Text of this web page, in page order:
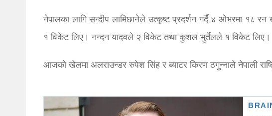
नेपालका लागि सन्दीप लामिछानेले उत्कृष्ट प्रदर्शन गर्दै ४ ओभरमा १८
१ विकेट लिए। नन्दन यादवले २ विकेट तथा कुशल भुर्तेलले १ विकेट लिए।
आजको खेलमा अलराउन्डर रुपेश सिंह र ब्याटर किरण ठगुन्नाले नेपाली